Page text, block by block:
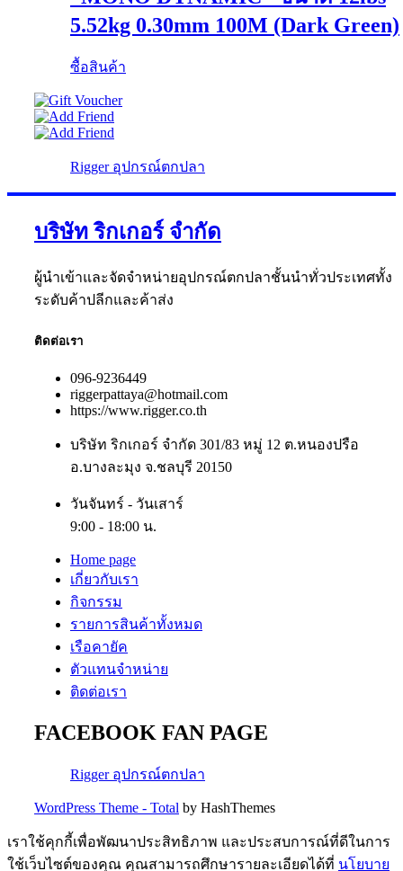
5.52kg 0.30mm 100M (Dark Green)
ซื้อสินค้า
Rigger อุปกรณ์ตกปลา
บริษัท ริกเกอร์ จำกัด
ผู้นำเข้าและจัดจำหน่ายอุปกรณ์ตกปลาชั้นนำทั่วประเทศทั้ง
ระดับค้าปลีกและค้าส่ง
ติดต่อเรา
096-9236449
riggerpattaya@hotmail.com
https://www.rigger.co.th
บริษัท ริกเกอร์ จำกัด 301/83 หมู่ 12 ต.หนองปรือ
อ.บางละมุง จ.ชลบุรี 20150
วันจันทร์ - วันเสาร์
9:00 - 18:00 น.
Home page
เกี่ยวกับเรา
กิจกรรม
รายการสินค้าทั้งหมด
เรือคายัค
ตัวแทนจำหน่าย
ติดต่อเรา
FACEBOOK FAN PAGE
Rigger อุปกรณ์ตกปลา
WordPress Theme - Total by HashThemes
เราใช้คุกกี้เพื่อพัฒนาประสิทธิภาพ และประสบการณ์ที่ดีในการ
ใช้เว็บไซต์ของคุณ คุณสามารถศึกษารายละเอียดได้ที่ นโยบาย